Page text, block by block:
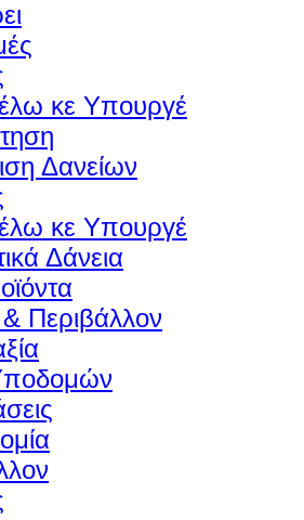
κε Υπουργέ
Δανείων
κε Υπουργέ
Δάνεια
Περιβάλλον